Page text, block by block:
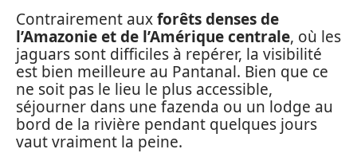
Contrairement auxforêts denses de
l’Amazonie et de l’Amérique centrale, où les
jaguars sont difficiles à repérer, la visibilité
est bien meilleure au Pantanal. Bien que ce
ne soit pas le lieu le plus accessible,
séjourner dans une fazenda ou un lodge au
bord de la rivière pendant quelques jours
vaut vraiment la peine.